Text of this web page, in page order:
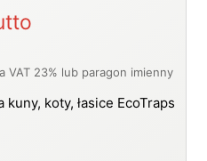
kuny, koty, łasice EcoTraps